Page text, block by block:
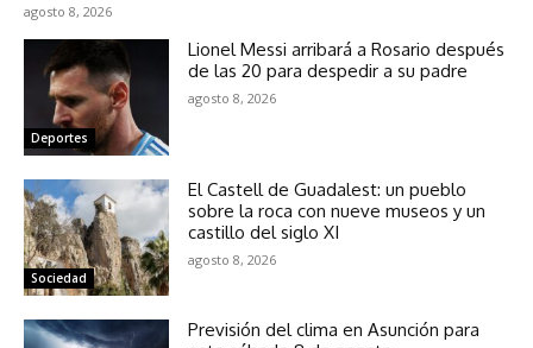
agosto 8, 2026
Deportes
Lionel Messi arribará a Rosario después
de las 20 para despedir a su padre
agosto 8, 2026
Sociedad
El Castell de Guadalest: un pueblo
sobre la roca con nueve museos y un
castillo del siglo XI
agosto 8, 2026
Previsión del clima en Asunción para